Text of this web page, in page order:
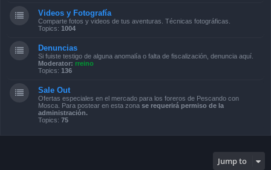
Videos y Fotografía
Comparte fotos y videos de tus aventuras. Técnicas fotográficas.
Topics: 1004
Denuncias
Si fuiste testigo de alguna anomalía o falta de fiscalización, denuncia aquí.
Moderator: rreino
Topics: 136
Sale Out
Ofertas especiales en el mercado para los foreros de Pescando con
Mosca. Para postear en esta zona se requerirá permiso de la
administración.
Topics: 75
Jump to